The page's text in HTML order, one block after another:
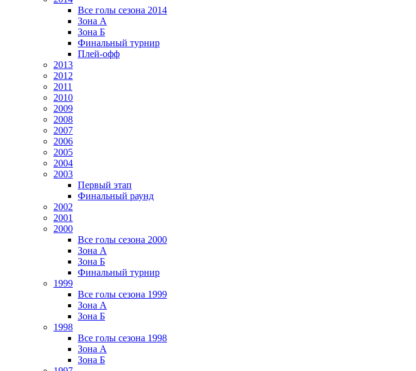
Все голы сезона 2014
Зона А
Зона Б
Финальный турнир
Плей-офф
2013
2012
2011
2010
2009
2008
2007
2006
2005
2004
2003
Первый этап
Финальный раунд
2002
2001
2000
Все голы сезона 2000
Зона А
Зона Б
Финальный турнир
1999
Все голы сезона 1999
Зона А
Зона Б
1998
Все голы сезона 1998
Зона А
Зона Б